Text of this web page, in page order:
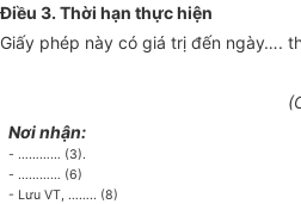
Điều 3. Thời hạn thực hiện
Giấy phép này có giá trị đến ngày….
Nơi nhận:
- ………… (3).
- ………… (6)
- Lưu VT, …….. (8)